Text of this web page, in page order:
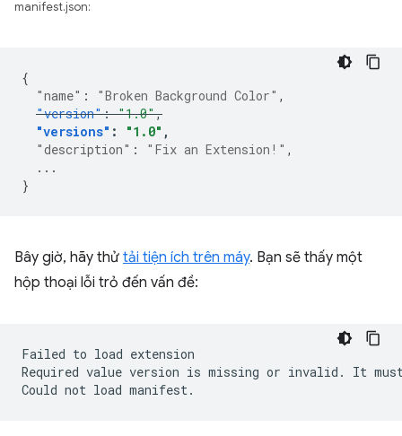
manifest.json:
{
"name" : "Broken Background Color" ,
"version": "1.0",
"versions" : "1.0" ,
"description" : "Fix an Extension!" ,
...
}
Bây giờ, hãy thử tải tiện ích trên máy. Bạn sẽ thấy một
hộp thoại lỗi trỏ đến vấn đề:
Failed to load extension
Required value version is missing or invalid. It
Could not load